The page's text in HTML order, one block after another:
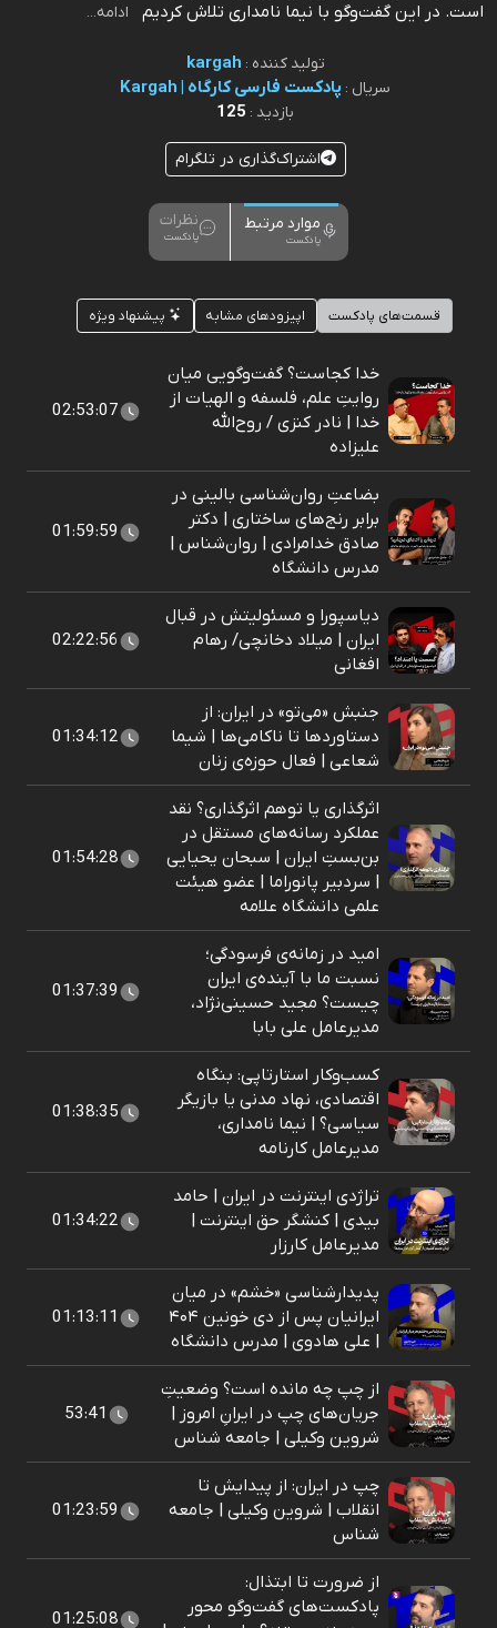
است. در این گفت‌وگو با نیما نامداری تلاش کردیم
ادامه...
تولید کننده : kargah
سریال : پادکست فارسی کارگاه | Kargah
بازدید : 125
اشتراک‌گذاری در تلگرام
موارد مرتبط
پادکست
نظرات
پادکست
قسمت‌های پادکست اپیزودهای مشابه پیشنهاد ویژه
خدا کجاست؟ گفت‌وگویی میان
روایتِ علم، فلسفه و الهیات از
خدا | نادر کنزی / روح‌الله
علیزاده
02:53:07
بضاعتِ روان‌شناسی بالینی در
برابر رنج‌های ساختاری | دکتر
صادق خدامرادی | روان‌شناس |
مدرس دانشگاه
01:59:59
دیاسپورا و مسئولیتش در قبال
ایران | میلاد دخانچی/ رهام
افغانی
02:22:56
جنبش «می‌تو» در ایران: از
دستاوردها تا ناکامی‌ها | شیما
شعاعی | فعال حوزه‌ی زنان
01:34:12
اثرگذاری یا توهم اثرگذاری؟ نقد
عملکرد رسانه‌های مستقل در
بن‌بستِ ایران | سبحان یحیایی
| سردبیر پانوراما | عضو هیئت
علمی دانشگاه علامه
01:54:28
امید در زمانه‌ی فرسودگی؛
نسبت ما با آینده‌ی ایران
چیست؟ مجید حسینی‌نژاد،
مدیرعامل علی بابا
01:37:39
کسب‌وکار استارتاپی: بنگاه
اقتصادی، نهاد مدنی یا بازیگر
سیاسی؟ | نیما نامداری،
مدیرعامل کارنامه
01:38:35
تراژدی اینترنت در ایران | حامد
بیدی | کنشگر حق اینترنت |
مدیرعامل کارزار
01:34:22
پدیدارشناسی «خشم» در میان
ایرانیان پس از دی خونین ۴۰۴
| علی هادوی | مدرس دانشگاه
01:13:11
از چپ چه مانده است؟ وضعیتِ
جریان‌های چپ در ایرانِ امروز |
شروین وکیلی | جامعه شناس
53:41
چپ در ایران: از پیدایش تا
انقلاب |‌ شروین وکیلی | جامعه
شناس
01:23:59
از ضرورت تا ابتذال:
پادکست‌‌های گفت‌وگو محور
01:25:08